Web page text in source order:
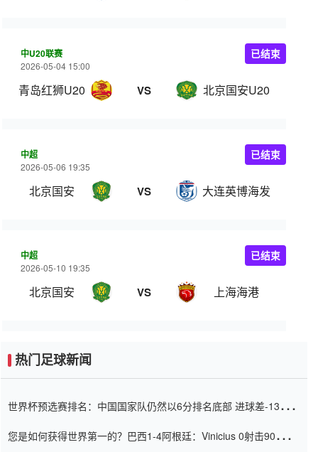
中U20联赛
2026-05-04 15:00
青岛红狮U20 VS 北京国安U20
已结束
中超
2026-05-06 19:35
北京国安 VS 大连英博海发
已结束
中超
2026-05-10 19:35
北京国安 VS 上海海港
已结束
热门足球新闻
世界杯预选赛排名：中国国家队仍然以6分排名底部 进球差-13令人
您是如何获得世界第一的？巴西1-4阿根廷：Vinicius 0射击90分钟